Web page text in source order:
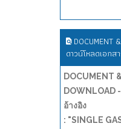
DOCUMENT
ดาวน์โหลดเอกส
DOCUMENT
DOWNLOAD
อ้างอิง
: "SINGLE